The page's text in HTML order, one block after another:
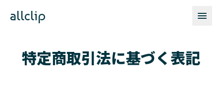
allclip
特定商取引法に基づく表記